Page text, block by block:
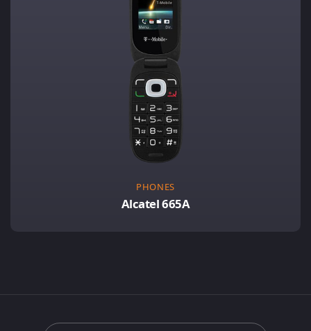
PHONES
Alcatel 665A